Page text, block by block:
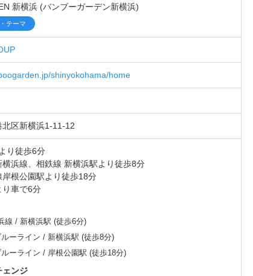
などなど！
場についてのお知らせ＊
隣の＠PARK第9駐車場をご利用下さい。
てお問い合わせ下さい。
Castも導入！
導入
ンバー様大募集＊
ッド」を追加。割引率が15％！
となり、クーポン券と併用可能！
新横浜 (バンブーガーデン新横浜)
テーマ
shinyokohama/home
区新横浜1-11-12
り徒歩6分
浜線、相鉄線 新横浜駅より徒歩8分
根公園駅より徒歩18分
り車で6分
線 / 新横浜駅 (徒歩6分)
ルーライン / 新横浜駅 (徒歩8分)
ルーライン / 岸根公園駅 (徒歩18分)
ェンジ